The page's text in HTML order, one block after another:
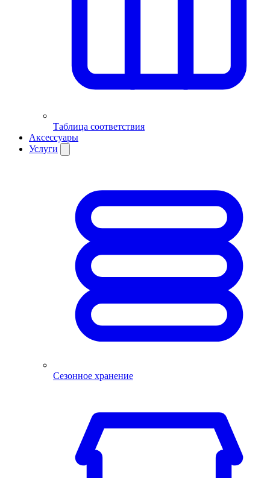
Таблица соответствия
Аксессуары
Услуги
Сезонное хранение